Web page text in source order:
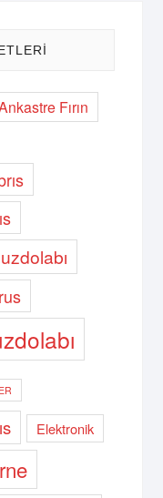
Fırın
Elektronik